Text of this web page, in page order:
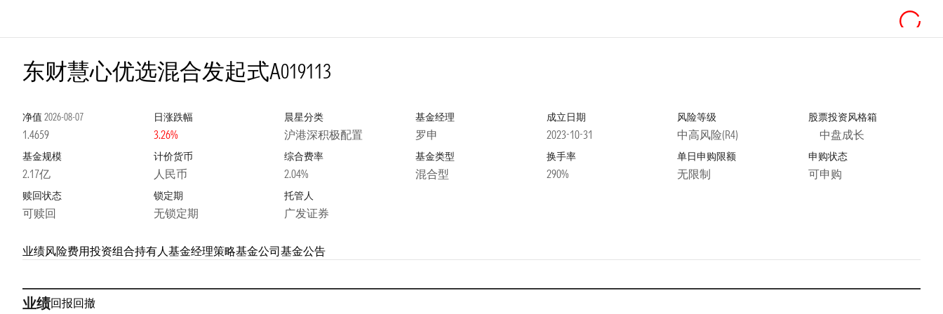
东财慧心优选混合发起式A019113
净值 2026-08-07
1.4659
日涨跌幅
3.26%
晨星分类
沪港深积极配置
基金经理
罗申
成立日期
2023-10-31
风险等级
中高风险(R4)
股票投资风格箱
中盘成长
基金规模
2.17亿
计价货币
人民币
综合费率
2.04%
基金类型
混合型
换手率
290%
单日申购限额
无限制
申购状态
可申购
赎回状态
可赎回
锁定期
无锁定期
托管人
广发证券
业绩风险费用投资组合持有人基金经理策略基金公司基金公告
业绩回报回撤